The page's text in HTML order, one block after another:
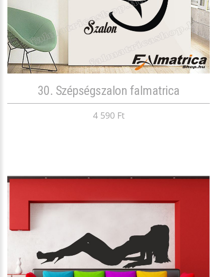
30. Szépségszalon falmatrica
4 590 Ft